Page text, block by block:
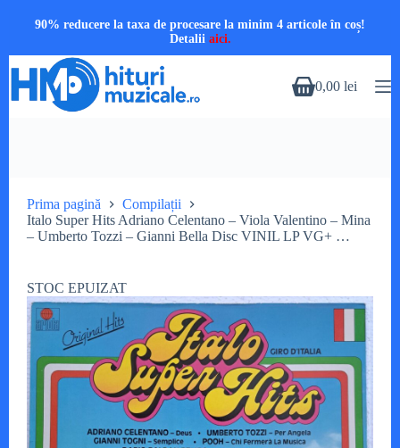
90% reducere la taxa de procesare la minim 4 articole în coș!
Detalii aici.
conținut
Coș0,00 lei
Prima pagină
Compilații
Italo Super Hits Adriano Celentano – Viola Valentino – Mina
– Umberto Tozzi – Gianni Bella Disc VINIL LP VG+ …
STOC EPUIZAT